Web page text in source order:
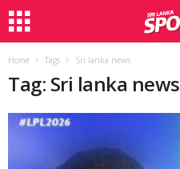
Home Tags Sri lanka news
Tag: Sri lanka news